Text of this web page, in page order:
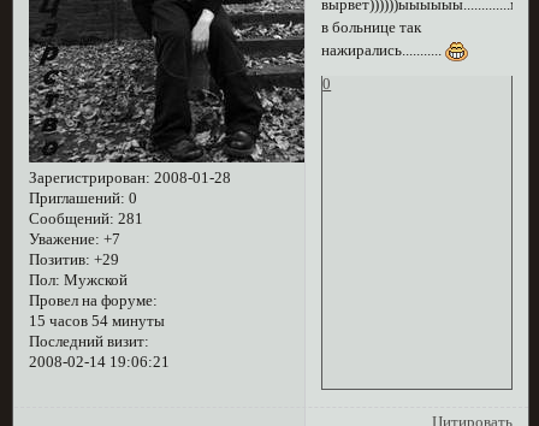
Зарегистрирован: 2008-01-28
Приглашений: 0
Сообщений: 281
Уважение: +7
Позитив: +29
Пол: Мужской
Провел на форуме:
15 часов 54 минуты
Последний визит:
2008-02-14 19:06:21
вырвет))))))ыыыыыы.............мы
в больнице так
нажирались...........
0